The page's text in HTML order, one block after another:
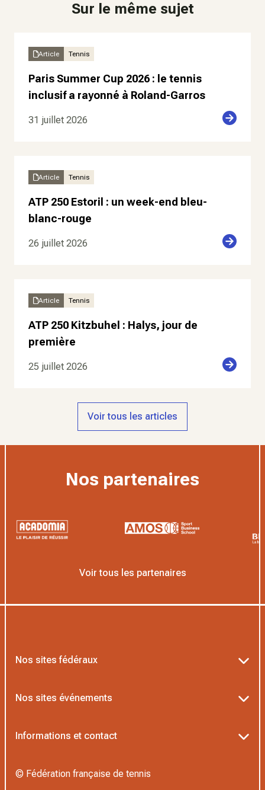
Sur le même sujet
Article Tennis
Paris Summer Cup 2026 : le tennis
inclusif a rayonné à Roland-Garros
31 juillet 2026
Article Tennis
ATP 250 Estoril : un week-end bleu-
blanc-rouge
26 juillet 2026
Article Tennis
ATP 250 Kitzbuhel : Halys, jour de
première
25 juillet 2026
Voir tous les articles
Nos partenaires
Voir tous les partenaires
Nos sites fédéraux
L’Institut Formation Tennis
Nos sites événements
Informations et contact
© Fédération française de tennis